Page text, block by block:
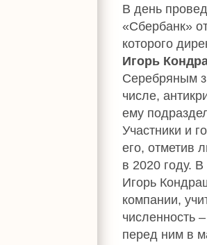
В день
«Сбербанк»
которого
Игорь
Серебряным
числе,
ему
Участники и
его, отметив
в 2020 году.
Игорь
компании,
численность
перед ним в